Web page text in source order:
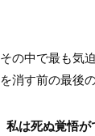
の中で最も気
消す前の最後の
は死ぬ覚悟が